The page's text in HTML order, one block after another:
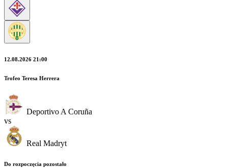
12.08.2026 21:00
Trofeo Teresa Herrera
Deportivo A Coruña
vs
Real Madryt
Do rozpoczęcia pozostało